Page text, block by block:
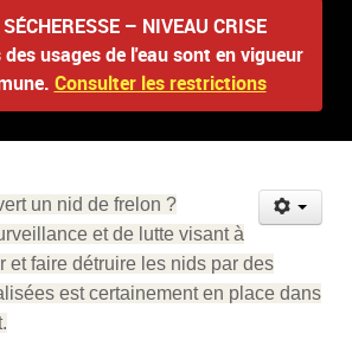
– NIVEAU CRISE
usages de l'eau sont en vigueur
Consulter les restrictions
un nid de frelon ?
et de lutte visant à
et faire détruire les nids par des
est certainement en place dans